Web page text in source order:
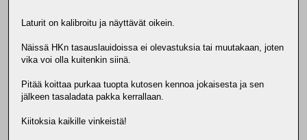
Laturit on kalibroitu ja näyttävät oikein.
Näissä HKn tasauslauidoissa ei olevastuksia tai muutakaan, joten
vika voi olla kuitenkin siinä.
Pitää koittaa purkaa tuopta kutosen kennoa jokaisesta ja sen
jälkeen tasaladata pakka kerrallaan.
Kiitoksia kaikille vinkeistä!